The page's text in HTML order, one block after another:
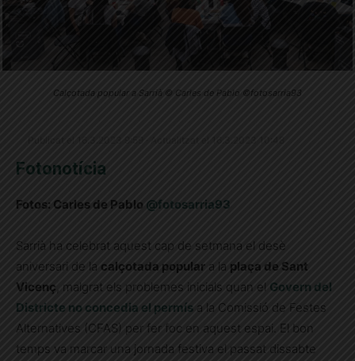
Calçotada popular a Sarrià © Carles de Pablo ©fotosarria93
Fotonotícia
Fotos: Carles de Pablo @fotosarria93
Sarrià ha celebrat aquest cap de setmana el desè
aniversari de la calçotada popular a la plaça de Sant
Vicenç , malgrat els problemes inicials quan el Govern del
Districte no concedia el permís a la Comissió de Festes
Alternatives (CFAS) per fer foc en aquest espai. El bon
temps va marcar una jornada festiva el passat dissabte